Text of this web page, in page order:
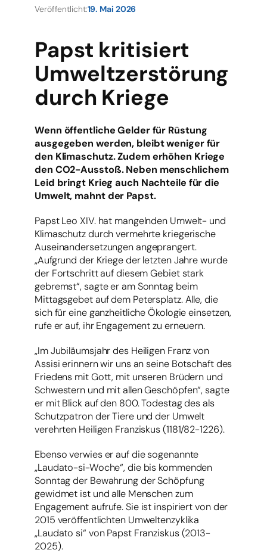
Veröffentlicht:19. Mai 2026
Papst kritisiert
Umweltzerstörung
durch Kriege
Wenn öffentliche Gelder für Rüstung
ausgegeben werden, bleibt weniger für
den Klimaschutz. Zudem erhöhen Kriege
den CO2-Ausstoß. Neben menschlichem
Leid bringt Krieg auch Nachteile für die
Umwelt, mahnt der Papst.
Papst Leo XIV. hat mangelnden Umwelt- und
Klimaschutz durch vermehrte kriegerische
Auseinandersetzungen angeprangert.
„Aufgrund der Kriege der letzten Jahre wurde
der Fortschritt auf diesem Gebiet stark
gebremst“, sagte er am Sonntag beim
Mittagsgebet auf dem Petersplatz. Alle, die
sich für eine ganzheitliche Ökologie einsetzen,
rufe er auf, ihr Engagement zu erneuern.
„Im Jubiläumsjahr des Heiligen Franz von
Assisi erinnern wir uns an seine Botschaft des
Friedens mit Gott, mit unseren Brüdern und
Schwestern und mit allen Geschöpfen“, sagte
er mit Blick auf den 800. Todestag des als
Schutzpatron der Tiere und der Umwelt
verehrten Heiligen Franziskus (1181/82-1226).
Ebenso verwies er auf die sogenannte
„Laudato-si-Woche“, die bis kommenden
Sonntag der Bewahrung der Schöpfung
gewidmet ist und alle Menschen zum
Engagement aufrufe. Sie ist inspiriert von der
2015 veröffentlichten Umweltenzyklika
„Laudato si“ von Papst Franziskus (2013-
2025).